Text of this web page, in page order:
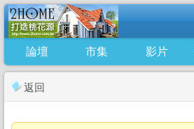
論壇 市集 影片
返回